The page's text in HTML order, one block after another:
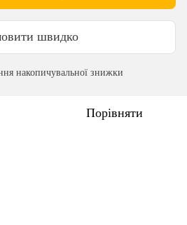
швидко
накопичувальної знижки
Порівняти